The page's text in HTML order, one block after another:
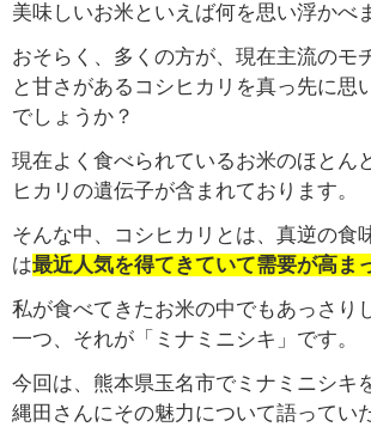
美味しいお米といえば何を思い浮かべ
おそらく、多くの方が、現在主流のモ
と甘さがあるコシヒカリを真っ先に思
でしょうか？
現在よく食べられているお米のほとん
ヒカリの遺伝子が含まれております。
そんな中、コシヒカリとは、真逆の食
は最近人気を得てきていて需要が高ま
私が食べてきたお米の中でもあっさり
一つ、それが「ミナミニシキ」です。
今回は、熊本県玉名市でミナミニシキ
縄田さんにその魅力について語ってい